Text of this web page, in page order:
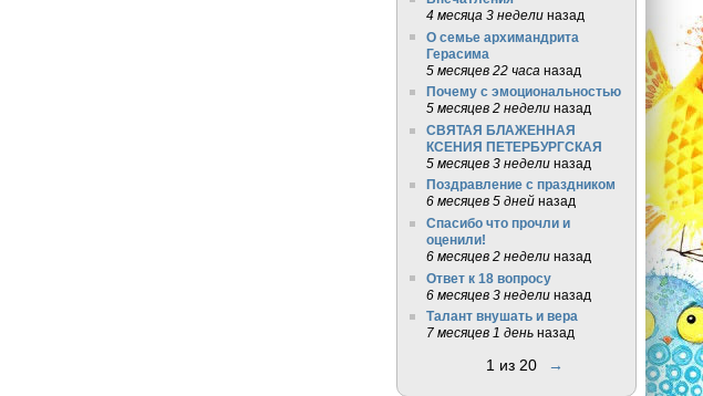
4 месяца 3 неделиназад
О семье архимандрита
Герасима
5 месяцев 22 часа назад
Почему с эмоциональностью
5 месяцев 2 неделиназад
СВЯТАЯ БЛАЖЕННАЯ
КСЕНИЯ ПЕТЕРБУРГСКАЯ
5 месяцев 3 неделиназад
Поздравление с праздником
6 месяцев 5 днейназад
Спасибо что прочли и
оценили!
6 месяцев 2 неделиназад
Ответ к 18 вопросу
6 месяцев 3 неделиназад
Талант внушать и вера
7 месяцев 1 деньназад
1 из 20 →